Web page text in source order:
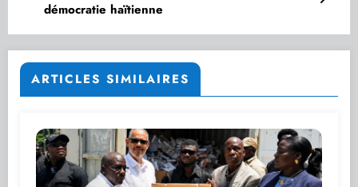
démocratie haïtienne
ARTICLES SIMILAIRES